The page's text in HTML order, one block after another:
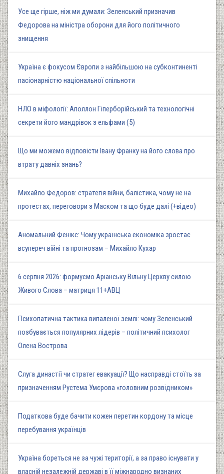
Усе ще гірше, ніж ми думали: Зеленський призначив
Федорова на міністра оборони для його політичного
знищення
Україна є фокусом Європи з найбільшою на субконтиненті
пасіонарністю національної спільноти
НЛО в міфології: Аполлон Гіперборійський та технологічні
секрети його мандрівок з ельфами (5)
Що ми можемо відповісти Івану Франку на його слова про
втрату давніх знань?
Михайло Федоров: стратегія війни, балістика, чому не на
протестах, переговори з Маском та що буде далі (+відео)
Аномальний Фенікс: Чому українська економіка зростає
всупереч війні та прогнозам – Михайло Кухар
6 серпня 2026: формуємо Аріанську Вільну Церкву силою
Живого Слова – матриця 11+АВЦ
Психопатична тактика випаленої землі: чому Зеленський
позбувається популярних лідерів – політичний психолог
Олена Вострова
Слуга династії чи стратег евакуації? Що насправді стоїть за
призначенням Рустема Умєрова «головним розвідником»
Податкова буде бачити кожен перетин кордону та місце
перебування українців
Україна бореться не за чужі території, а за право існувати у
власній незалежній державі в її міжнародно визнаних